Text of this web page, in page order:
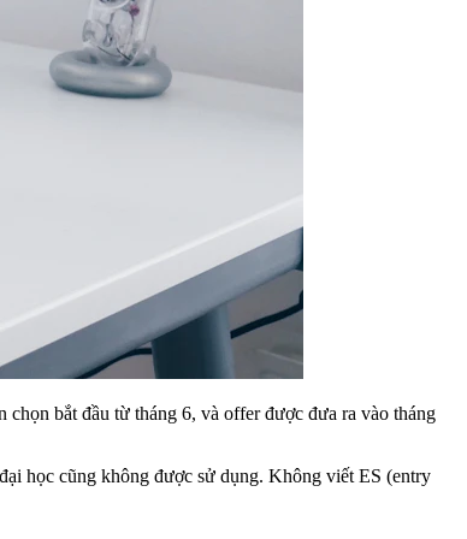
bắt đầu từ tháng 6, và offer được đưa ra vào tháng
học cũng không được sử dụng. Không viết ES (entry